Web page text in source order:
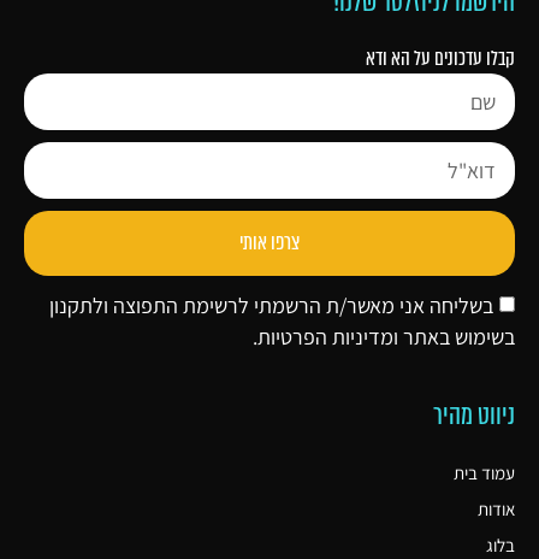
קבלו עדכונים על הא ודא
בשליחה אני מאשר/ת הרשמתי לרשימת התפוצה ולתקנון
בשימוש באתר ומדיניות הפרטיות.
צרפו אותי
ניווט מהיר
עמוד בית
אודות
בלוג